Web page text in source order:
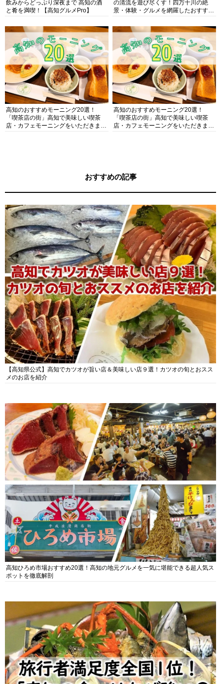
飲みからどっぷり深夜まで 高知の酒
と肴を満喫！【高知グルメPro】
の清流を遊び尽くす！四万十川の絶
景・体験・グルメを網羅したおすすめ
高知のおすすめモーニング20選！
「喫茶店の街」高知で美味しい喫茶
店・カフェモーニングをいただきま
高知のおすすめモーニング20選！
「喫茶店の街」高知で美味しい喫茶
店・カフェモーニングをいただきま
おすすめの記事
【高知県公式】高知でカツオが旨い店＆美味しい店９選！カツオの旬とおスス
メのお店を紹介
高知ひろめ市場おすすめ20選！高知の地元グルメを一気に堪能できる超人気ス
ポットを徹底解剖